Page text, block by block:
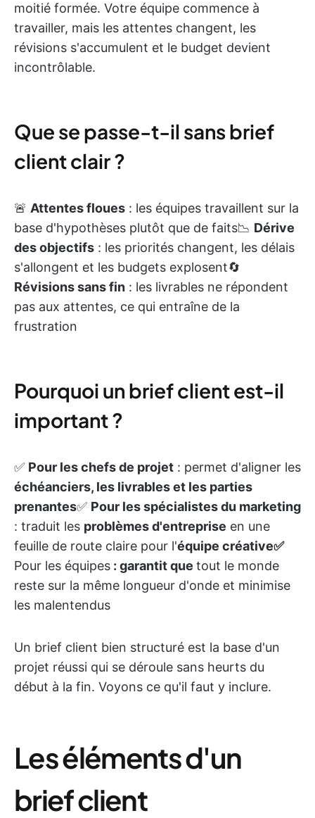
moitié formée. Votre équipe commence à
travailler, mais les attentes changent, les
révisions s'accumulent et le budget devient
incontrôlable.
Que se passe-t-il sans brief
client clair ?
🚨 Attentes floues : les équipes travaillent sur la
base d'hypothèses plutôt que de faits📉 Dérive
des objectifs : les priorités changent, les délais
s'allongent et les budgets explosent🔄
Révisions sans fin : les livrables ne répondent
pas aux attentes, ce qui entraîne de la
frustration
Pourquoi un brief client est-il
important ?
✅ Pour les chefs de projet : permet d'aligner les
échéanciers, les livrables et les parties
prenantes✅ Pour les spécialistes du marketing
: traduit les problèmes d'entreprise en une
feuille de route claire pour l'équipe créative✅
Pour les équipes : garantit que tout le monde
reste sur la même longueur d'onde et minimise
les malentendus
Un brief client bien structuré est la base d'un
projet réussi qui se déroule sans heurts du
début à la fin. Voyons ce qu'il faut y inclure.
Les éléments d'un
brief client